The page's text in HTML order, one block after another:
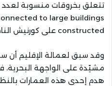
تتعلق بخروقات منسوبة لعدد
to large buildings
constructed على كورنيش الناظور.
وقد سبق لعمالة الإقليم أن
مشيّدة على الواجهة البحرية،
هدم إحدى هذه العمارات